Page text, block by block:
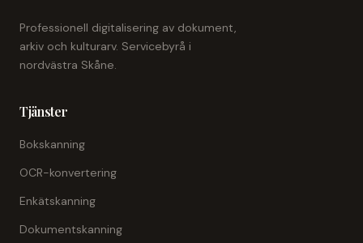
Professionell digitalisering av dokument,
arkiv och kulturarv. Servicebyrå i
nordvästra Skåne.
Tjänster
Bokskanning
OCR-konvertering
Enkätskanning
Dokumentskanning